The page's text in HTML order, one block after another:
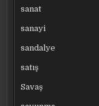
sanat
sanayi
sandalye
satış
Savaş